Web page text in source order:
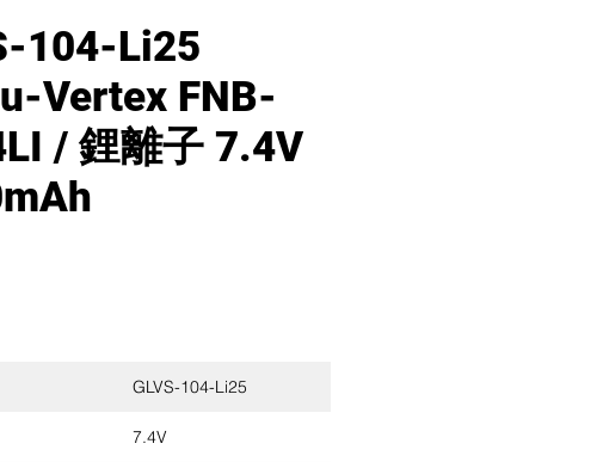
104-Li25
Vertex FNB-
/ 鋰離子 7.4V
GLVS-104-Li25
7.4V